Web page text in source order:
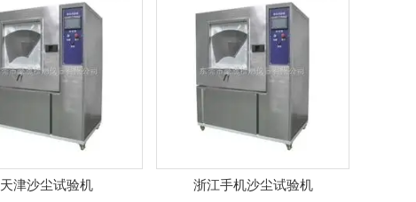
天津沙尘试验机 浙江手机沙尘试验机